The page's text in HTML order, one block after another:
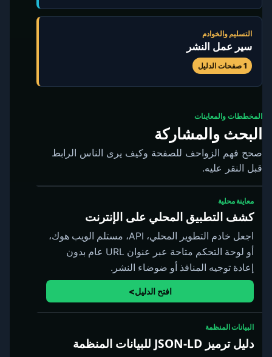
التسليم والخوادم
سير عمل النشر
1 صفحات الدليل
المخططات والمعاينات
البحث والمشاركة
صحح فهم الزواحف للصفحة وكيف يرى الناس الرابط
قبل النقر عليه.
معاينة محلية
كشف التطبيق المحلي على الإنترنت
اجعل خادم التطوير المحلي، API، مستلم الويب هوك،
أو لوحة التحكم متاحة عبر عنوان URL عام بدون
إعادة توجيه المنافذ أو ضوضاء النشر.
افتح الدليل
البيانات المنظمة
دليل ترميز JSON-LD للبيانات المنظمة